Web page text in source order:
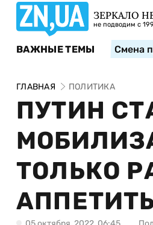
ЗЕРКАЛО
не подводим с
ВАЖНЫЕ ТЕМЫ Смена
ГЛАВНАЯ ПОЛИТИКА
ПУТИН
ТОЛЬКО